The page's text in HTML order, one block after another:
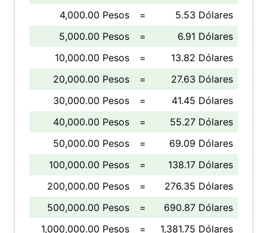
4,000.00 Pesos
=
5.53 Dólares
5,000.00 Pesos
=
6.91 Dólares
10,000.00 Pesos
=
13.82 Dólares
20,000.00 Pesos
=
27.63 Dólares
30,000.00 Pesos
=
41.45 Dólares
40,000.00 Pesos
=
55.27 Dólares
50,000.00 Pesos
=
69.09 Dólares
100,000.00 Pesos
=
138.17 Dólares
200,000.00 Pesos
=
276.35 Dólares
500,000.00 Pesos
=
690.87 Dólares
1,000,000.00 Pesos
= 1,381.75 Dólares